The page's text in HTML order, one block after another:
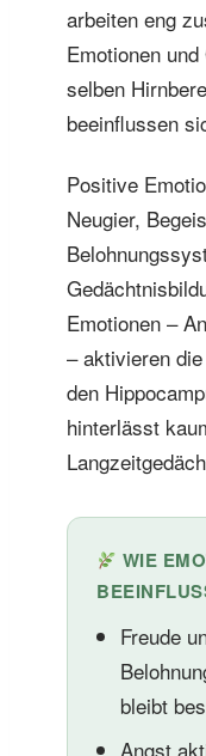
arbeiten eng
Emotionen
selben
beeinflussen
Positive
Neugier,
Emotionen –
– aktivieren
den
hinterlässt
WIE
Freude
bleibt
Angst